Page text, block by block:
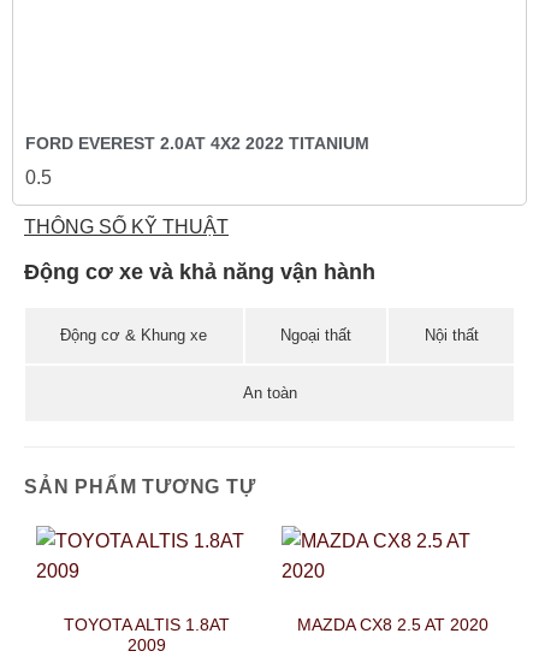
FORD EVEREST 2.0AT 4X2 2022 TITANIUM
THÔNG SỐ KỸ THUẬT
Động cơ xe và khả năng vận hành
Động cơ & Khung xe Ngoại thất Nội thất
An toàn
SẢN PHẨM TƯƠNG TỰ
TOYOTA ALTIS 1.8AT
2009
MAZDA CX8 2.5 AT 2020